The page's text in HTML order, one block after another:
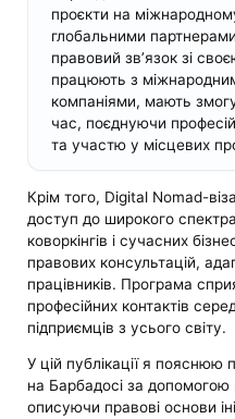
проєкти на
глобальними
правовий зв’язок зі
працюють з
компаніями, мають
час, поєднуючи
та участю у місцевих
Крім того, Digital Nomad-
доступ до широкого
коворкінгів і сучасних
правових консультацій,
працівників. Програма
професійних контактів
підприємців з усього світу.
У цій публікації я пояснюю
на Барбадосі за
описуючи правові основи